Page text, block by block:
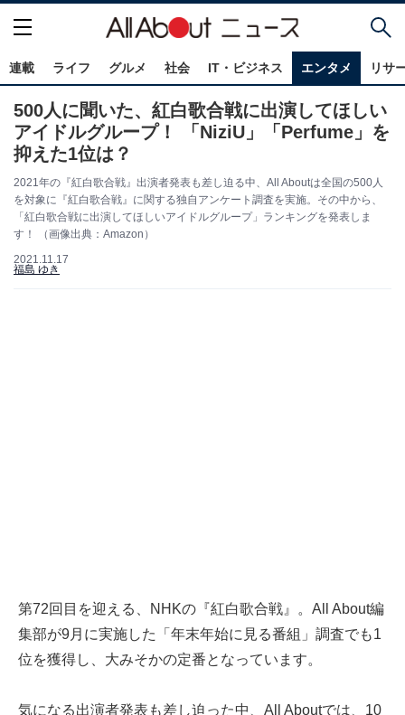
連載 ライフ グルメ 社会 IT・ビジネス エンタメ リサ
500人に聞いた、紅白歌合戦に出演してほしい
アイドルグループ！ 「NiziU」「Perfume」を
抑えた1位は？
2021年の『紅白歌合戦』出演者発表も差し迫る中、All Aboutは全国の500人
を対象に『紅白歌合戦』に関する独自アンケート調査を実施。その中から、
「紅白歌合戦に出演してほしいアイドルグループ」ランキングを発表しま
す！ （画像出典：Amazon）
2021.11.17
福島 ゆき
第72回目を迎える、NHKの『紅白歌合戦』。All About編
集部が9月に実施した「 年末年始に見る番組 」調査でも1
位を獲得し、大みそかの定番となっています。
気になる出演者発表も差し迫った中、All Aboutでは、10